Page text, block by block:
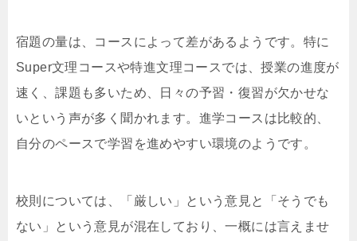
宿題の量は、コースによって差があるようです。特に
Super文理コースや特進文理コースでは、授業の進度が
速く、課題も多いため、日々の予習・復習が欠かせな
いという声が多く聞かれます。進学コースは比較的、
自分のペースで学習を進めやすい環境のようです。
校則については、「厳しい」という意見と「そうでも
ない」という意見が混在しており、一概には言えませ